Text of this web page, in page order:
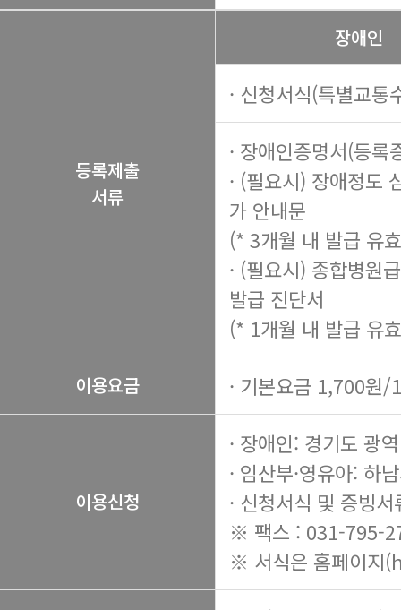
등록제출
서류
장애인
· 신청서식(특별교
· 장애인증명서(등록
· (필요시) 장애정도
가 안내문
(* 3개월 내 발급 유
· (필요시) 종합병원
발급 진단서
(* 1개월 내 발급 유
이용요금 · 기본요금 1,700원
이용신청
· 장애인: 경기도 광
· 임산부·영유아:
· 신청서식 및 증빙
※ 팩스 : 031-795-
※ 서식은 홈페이지(